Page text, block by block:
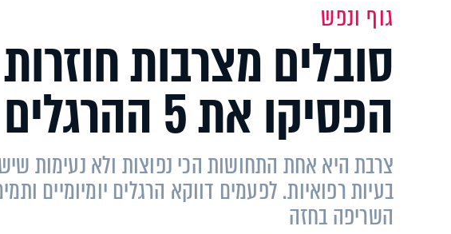
גוף ונפש
סובלים מצרבות
הפסיקו את 5 ההרגלים הללו - מיד
צרבת היא אחת התחושות הכי נפוצות ולא נעימות
בעיות רפואיות. לפעמים דווקא הרגלים יומיומיים
השריפה בחזה